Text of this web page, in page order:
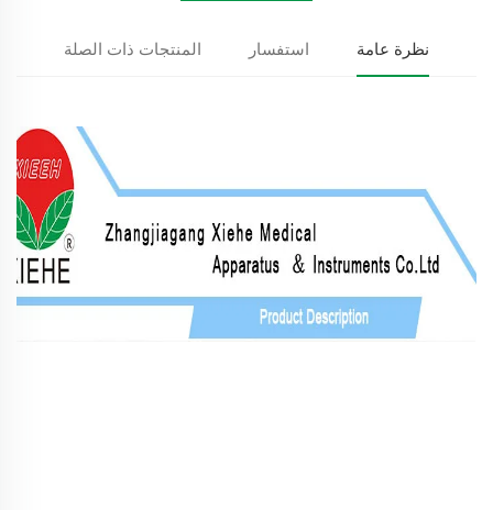
نظرة عامة استفسار المنتجات ذات الصلة